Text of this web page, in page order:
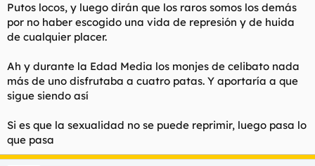
Putos locos, y luego dirán que los raros somos los demás
por no haber escogido una vida de represión y de huida
de cualquier placer.
Ah y durante la Edad Media los monjes de celibato nada
más de uno disfrutaba a cuatro patas. Y aportaría a que
sigue siendo así
Si es que la sexualidad no se puede reprimir, luego pasa lo
que pasa